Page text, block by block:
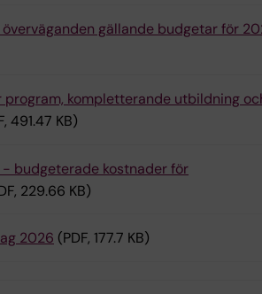
gällande budgetar för
kompletterande utbildning
491.47 KB)
budgeterade kostnader för
229.66 KB)
2026 (PDF, 177.7 KB)